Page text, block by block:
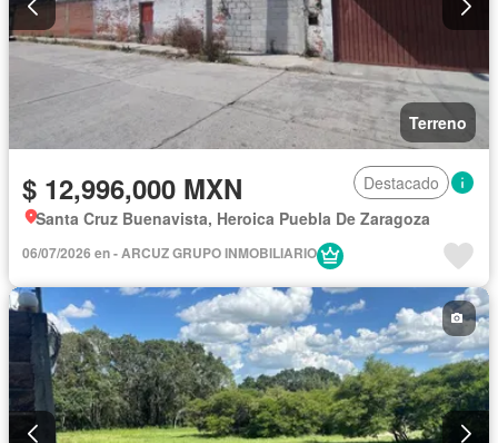
Terreno
$ 12,996,000 MXN
Destacado
Santa Cruz Buenavista, Heroica Puebla De Zaragoza
06/07/2026 en - ARCUZ GRUPO INMOBILIARIO